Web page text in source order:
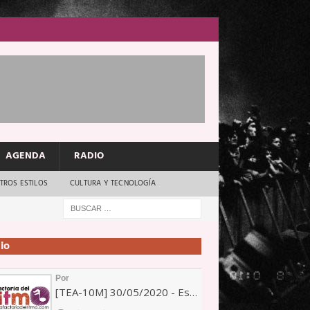
AGENDA RADIO
ESTILOS CULTURA Y TECNOLOGÍA